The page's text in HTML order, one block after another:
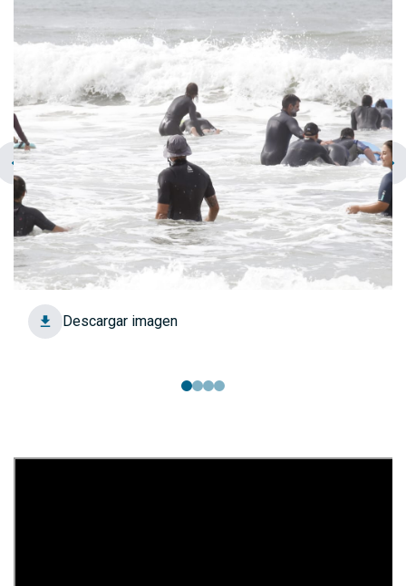
Descargar imagen
chevron_left navigate_next